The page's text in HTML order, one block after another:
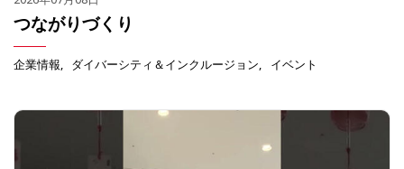
つながりづくり
企業情報 ダイバーシティ＆インクルージョン イベント